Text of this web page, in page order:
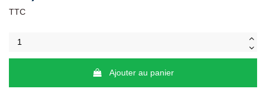
TTC
Ajouter au panier